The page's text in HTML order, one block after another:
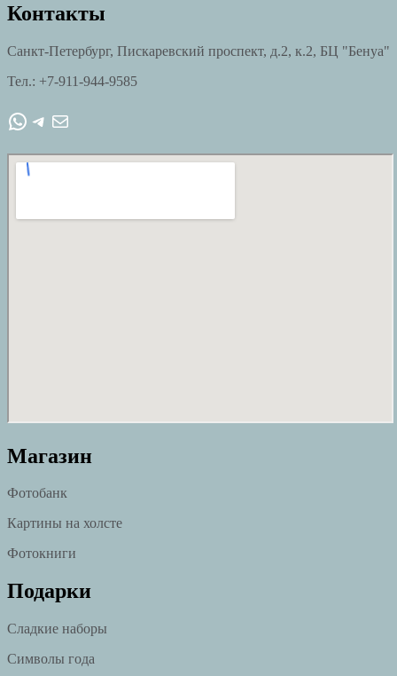
Контакты
Санкт-Петербург, Пискаревский проспект, д.2, к.2, БЦ "Бенуа"
Тел.: +7-911-944-9585
WhatsApp
Telegram
Почта
Магазин
Фотобанк
Картины на холсте
Фотокниги
Подарки
Сладкие наборы
Символы года